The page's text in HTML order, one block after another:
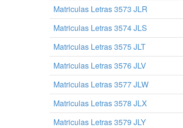
Matriculas Letras 3573 JLR
Matriculas Letras 3574 JLS
Matriculas Letras 3575 JLT
Matriculas Letras 3576 JLV
Matriculas Letras 3577 JLW
Matriculas Letras 3578 JLX
Matriculas Letras 3579 JLY